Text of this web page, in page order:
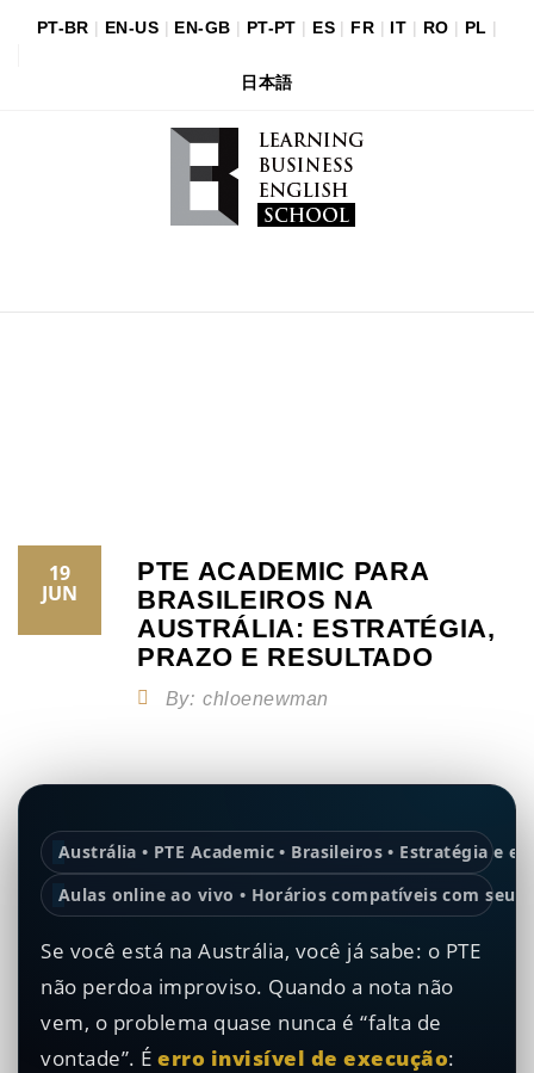
PT-BR | EN-US | EN-GB | PT-PT | ES | FR | IT | RO | PL |
日本語
19
JUN
PTE ACADEMIC PARA
BRASILEIROS NA
AUSTRÁLIA: ESTRATÉGIA,
PRAZO E RESULTADO
By: chloenewman
Austrália • PTE Academic • Brasileiros • Estratégia e
Aulas online ao vivo • Horários compatíveis com seu
Se você está na Austrália, você já sabe: o PTE
não perdoa improviso. Quando a nota não
vem, o problema quase nunca é “falta de
vontade”. Éerro invisível de execução: